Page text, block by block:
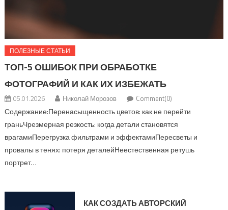
ПОЛЕЗНЫЕ СТАТЬИ
ТОП-5 ОШИБОК ПРИ ОБРАБОТКЕ
ФОТОГРАФИЙ И КАК ИХ ИЗБЕЖАТЬ
05.01.2026 Николай Морозов Comment(0)
Содержание:Перенасыщенность цветов: как не перейти
граньЧрезмерная резкость: когда детали становятся
врагамиПерегрузка фильтрами и эффектамиПересветы и
провалы в тенях: потеря деталейНеестественная ретушь
портрет…
КАК СОЗДАТЬ АВТОРСКИЙ